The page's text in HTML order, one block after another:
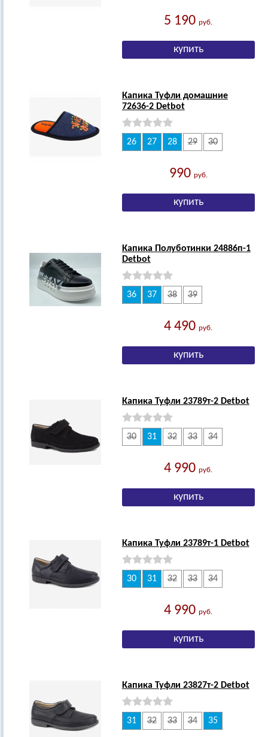
5 190руб.
Капика Туфли домашние
72636-2 Detbot
26 27 28 29 30
990 руб.
Капика Полуботинки 24886п-1
Detbot
36 37 38 39
4 490руб.
Капика Туфли 23789т-2 Detbot
30 31 32 33 34
4 990руб.
Капика Туфли 23789т-1 Detbot
30 31 32 33 34
4 990руб.
Капика Туфли 23827т-2 Detbot
31 32 33 34 35